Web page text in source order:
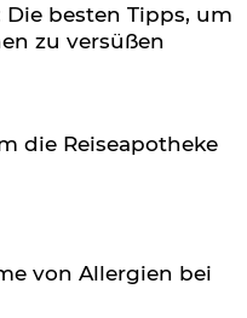
besten Tipps, um
zu versüßen
die Reiseapotheke
von Allergien bei